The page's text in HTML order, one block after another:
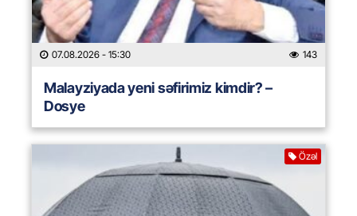
07.08.2026 - 15:30 143
Malayziyada yeni səfirimiz kimdir? –
Dosye
Özəl